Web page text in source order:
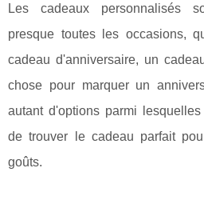
Les cadeaux personnalisés
presque toutes les occasions,
cadeau d'anniversaire, un
chose pour marquer un
autant d'options parmi
de trouver le cadeau parfait
goûts.